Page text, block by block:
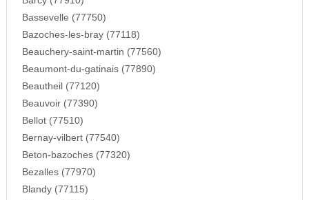
Bassevelle (77750)
Bazoches-les-bray (77118)
Beauchery-saint-martin (77560)
Beaumont-du-gatinais (77890)
Beautheil (77120)
Beauvoir (77390)
Bellot (77510)
Bernay-vilbert (77540)
Beton-bazoches (77320)
Bezalles (77970)
Blandy (77115)